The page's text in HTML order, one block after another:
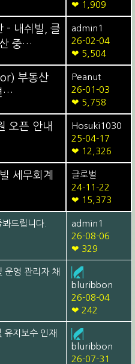
❤ 1,909
- 내쉬빌, 클
중…
admin1
26-02-04
❤ 5,504
부동산
…
Peanut
26-01-03
❤ 5,758
오픈 안내
Hosuki1030
25-04-17
❤ 12,326
세무회계
글로벌
24-11-22
❤ 15,373
드립니다.
admin1
26-08-06
❤ 329
운영 관리자 채
bluribbon
26-08-04
❤ 242
유지보수 인재
bluribbon
26-07-31